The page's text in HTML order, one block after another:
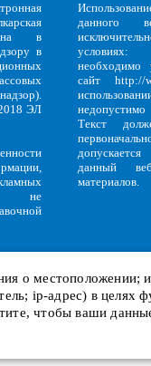
в
в
ЭЛ
не
данного
необходимо
сайт http://
Текст
данный
материалов.
о местоположении;
ip-адрес) в целях
чтобы ваши